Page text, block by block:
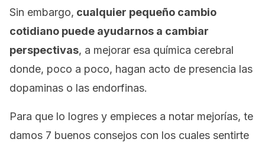
Sin embargo, cualquier pequeño cambio
cotidiano puede ayudarnos a cambiar
perspectivas, a mejorar esa química cerebral
donde, poco a poco, hagan acto de presencia las
dopaminas o las endorfinas.
Para que lo logres y empieces a notar mejorías, te
damos 7 buenos consejos con los cuales sentirte